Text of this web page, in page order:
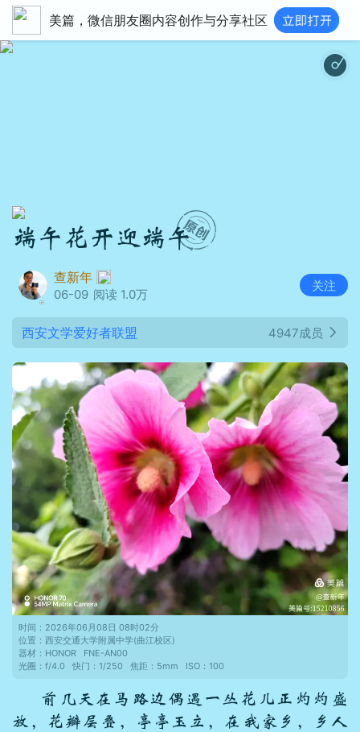
美篇，微信朋友圈内容创作与分享社区
端午花开迎端午
查新年
06-09 阅读 1.0万
关注
西安文学爱好者联盟 4947成员
时间： 2026年06月08日 08时02分
位置： 西安交通大学附属中学(曲江校区)
器材： HONOR
FNE-AN00
光圈： f/4.0 快门： 1/250 焦距： 5mm ISO： 100
前几天在马路边偶遇一丛花儿正灼灼盛
放，花瓣层叠，亭亭玉立，在我家乡，乡人
夏天